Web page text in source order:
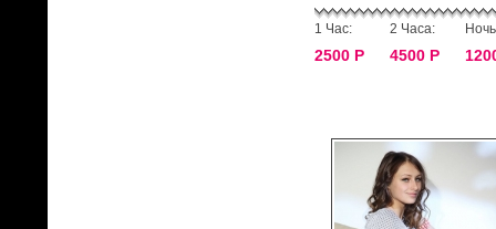
1 Час:
2500 Р
2 Часа:
4500 Р